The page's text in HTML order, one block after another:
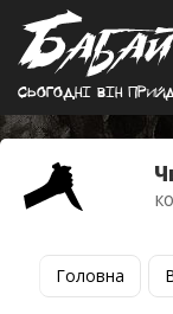
Сьогоднi вiн
Головна